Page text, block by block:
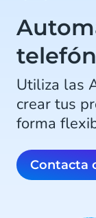
Utiliza las
crear tus
forma